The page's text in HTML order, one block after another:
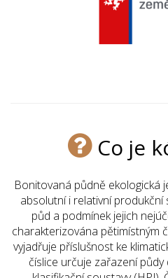
Co je
Bonitovaná půdně ekologická
absolutní i relativní
půd a podmínek jejich
charakterizována pětimístným
vyjadřuje příslušnost ke
číslice určuje zařazení